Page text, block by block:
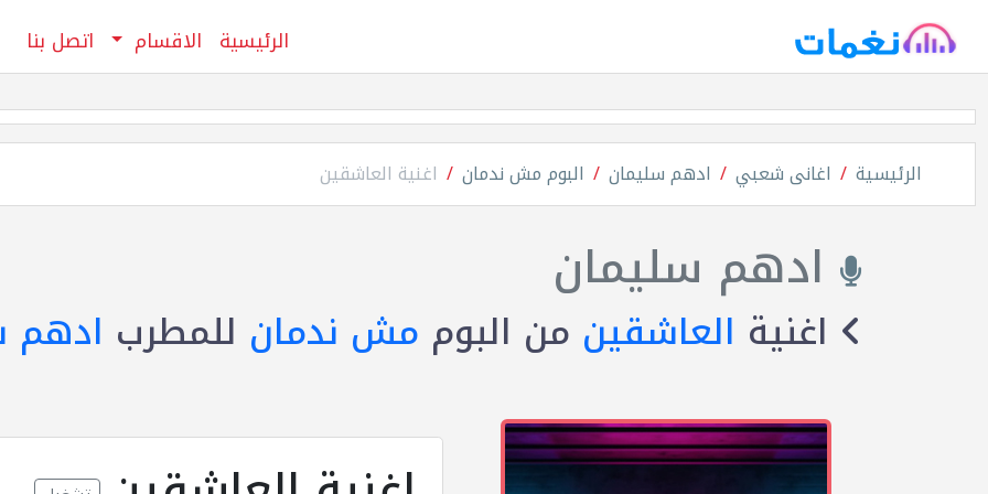
الرئيسية الاقسام اتصل بنا
الرئيسية اغانى شعبي ادهم سليمان البوم مش ندمان اغنية العاشقين
ادهم سليمان
اغنية العاشقين من البوم مش ندمان للمطرب ادهم